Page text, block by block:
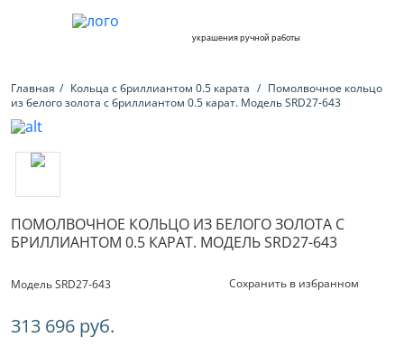
украшения ручной работы
Главная Кольца с бриллиантом 0.5 карата
Помолвочное кольцо
из белого золота с бриллиантом 0.5 карат. Модель SRD27-643
ПОМОЛВОЧНОЕ КОЛЬЦО ИЗ БЕЛОГО ЗОЛОТА С
БРИЛЛИАНТОМ 0.5 КАРАТ. МОДЕЛЬ SRD27-643
Модель SRD27-643 Сохранить в избранном
313 696 руб.